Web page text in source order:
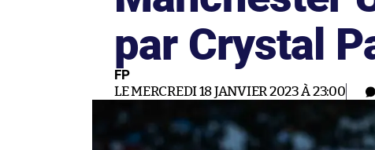
par Crystal
FP
LE MERCREDI 18 JANVIER 2023 À 23:00